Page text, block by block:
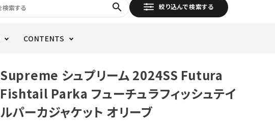
search 絞り込んで検索する
CONTENTS
Supreme シュプリーム 2024SS Futura
Fishtail Parka フューチュラフィッシュテイ
ルパーカジャケット オリーブ